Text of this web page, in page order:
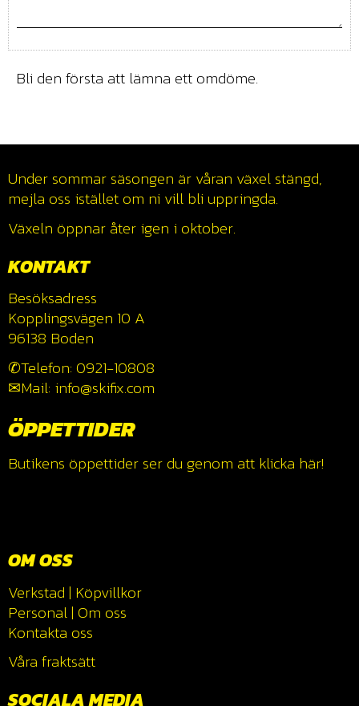
Bli den första att lämna ett omdöme.
Under sommar säsongen är våran växel stängd,
mejla oss istället om ni vill bli uppringda.
Växeln öppnar åter igen i oktober.
KONTAKT
Besöksadress
Kopplingsvägen 10 A
96138 Boden
✆Telefon: 0921-10808
✉Mail: info@skifix.com
ÖPPETTIDER
Butikens öppettider ser du genom att klicka här!
OM OSS
Verkstad | Köpvillkor
Personal| Om oss
Kontakta oss
Våra fraktsätt
SOCIALA MEDIA